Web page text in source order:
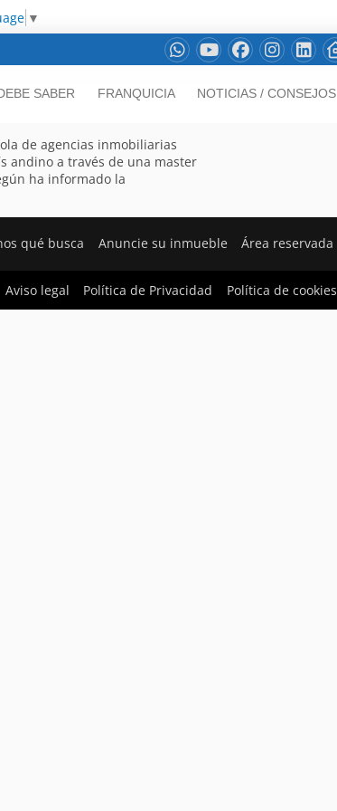
▼
SABER FRANQUICIA NOTICIAS / CONSEJOS
de agencias inmobiliarias
andino a través de una master
ha informado la
qué busca Anuncie su inmueble Área reservada
Aviso legal Política de Privacidad Política de cookies